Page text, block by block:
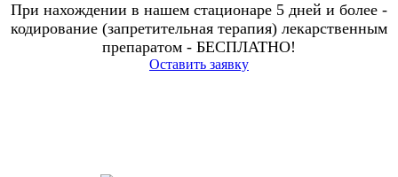
При нахождении в нашем стационаре 5 дней и более -
кодирование (запретительная терапия) лекарственным
препаратом - БЕСПЛАТНО!
Оставить заявку